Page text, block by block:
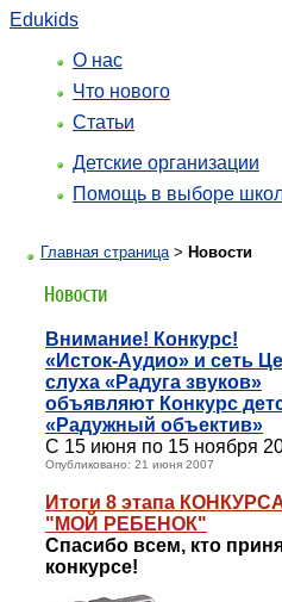
Edukids
О нас
Что нового
Статьи
Детские организации
Помощь в выборе
Главная страница> Новости
Внимание! Конкурс!
«Исток-Аудио» и сеть
слуха «Радуга звуков»
объявляют Конкурс
«Радужный объектив»
С 15 июня по 15 ноября
Опубликовано: 21 июня 2007
Итоги 8 этапа
"МОЙ РЕБЕНОК"
Спасибо всем, кто
конкурсе!